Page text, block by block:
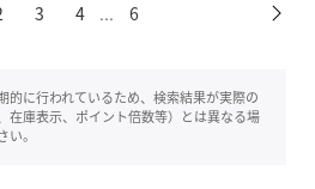
3 4 ... 6
に行われているため、検索結果が実際の
在庫表示、ポイント倍数等）とは異なる場
。